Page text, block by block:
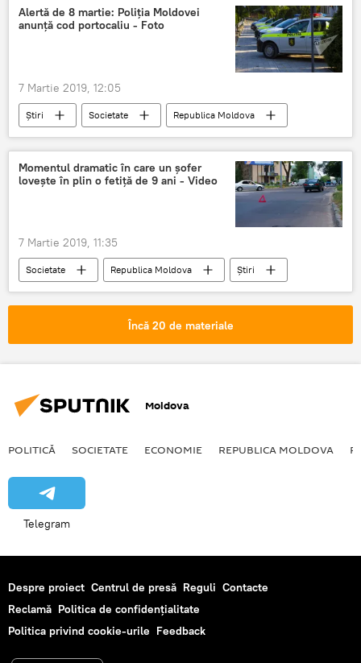
Vlad Plahotniuc
pensii indexare
Alertă de 8 martie: Poliția Moldovei
anunță cod portocaliu - Foto
7 Martie 2019, 12:05
Știri Societate
Republica Moldova
ALERT
Momentul dramatic în care un șofer
lovește în plin o fetiță de 9 ani - Video
7 Martie 2019, 11:35
Societate Republica Moldova
Știri
moment
sofer
lovește
Încă 20 de materiale
Moldova
POLITICĂ SOCIETATE ECONOMIE REPUBLICA MOLDOVA
Telegram
Despre proiect Centrul de presă Reguli Contacte
Reclamă Politica de confidențialitate
Politica privind cookie-urile Feedback